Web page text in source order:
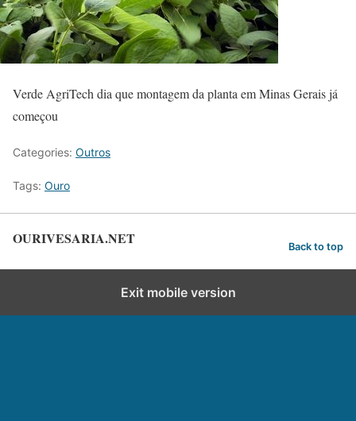
Verde AgriTech dia que montagem da planta em Minas Gerais já
começou
Categories: Outros
Tags: Ouro
OURIVESARIA.NET Back to top
Exit mobile version